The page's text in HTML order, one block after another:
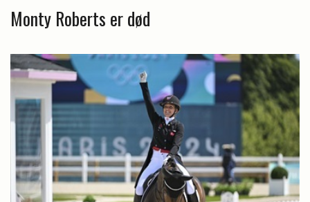
Monty Roberts er død